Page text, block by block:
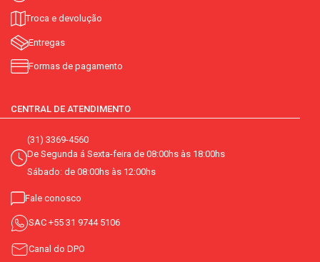
Troca e devolução
Entregas
Formas de pagamento
CENTRAL DE ATENDIMENTO
(31) 3369-4560
De Segunda á Sexta-feira de 08:00hs às 18:00hs
Sábado: de 08:00hs às 12:00hs
Fale conosco
SAC +55 31 9744 5106
Canal do DPO